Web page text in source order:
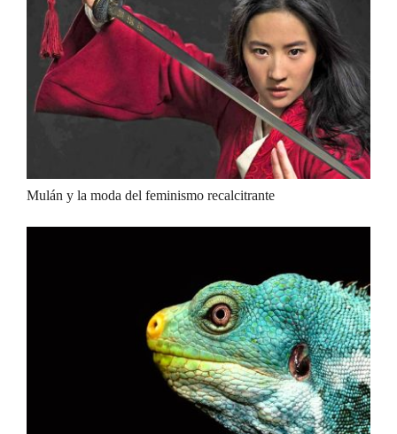
Mulán y la moda del feminismo recalcitrante